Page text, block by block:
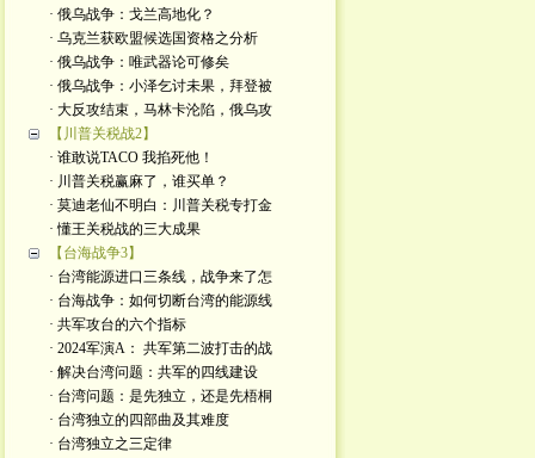
· 俄乌战争：戈兰高地化？
· 乌克兰获欧盟候选国资格之分析
· 俄乌战争：唯武器论可修矣
· 俄乌战争：小泽乞讨未果，拜登被
· 大反攻结束，马林卡沦陷，俄乌攻
【川普关税战2】
· 谁敢说TACO 我掐死他！
· 川普关税赢麻了，谁买单？
· 莫迪老仙不明白：川普关税专打金
· 懂王关税战的三大成果
【台海战争3】
· 台湾能源进口三条线，战争来了怎
· 台海战争：如何切断台湾的能源线
· 共军攻台的六个指标
· 2024军演A： 共军第二波打击的战
· 解决台湾问题：共军的四线建设
· 台湾问题：是先独立，还是先梧桐
· 台湾独立的四部曲及其难度
· 台湾独立之三定律